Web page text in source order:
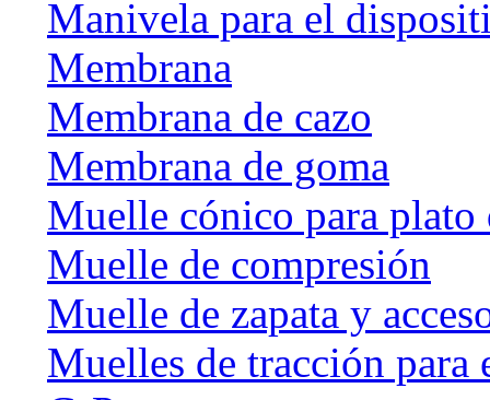
Manivela para el
Membrana
Membrana de cazo
Membrana de goma
Muelle cónico para plato
Muelle de compresión
Muelle de zapata y
Muelles de tracción